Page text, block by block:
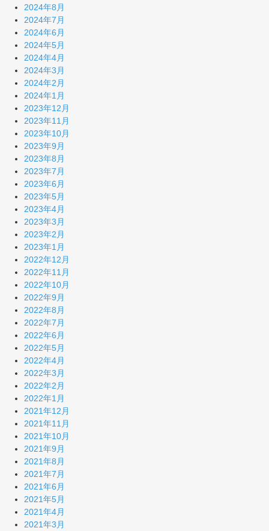
2024年8月
2024年7月
2024年6月
2024年5月
2024年4月
2024年3月
2024年2月
2024年1月
2023年12月
2023年11月
2023年10月
2023年9月
2023年8月
2023年7月
2023年6月
2023年5月
2023年4月
2023年3月
2023年2月
2023年1月
2022年12月
2022年11月
2022年10月
2022年9月
2022年8月
2022年7月
2022年6月
2022年5月
2022年4月
2022年3月
2022年2月
2022年1月
2021年12月
2021年11月
2021年10月
2021年9月
2021年8月
2021年7月
2021年6月
2021年5月
2021年4月
2021年3月